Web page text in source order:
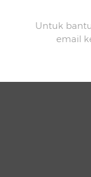
Untuk
email